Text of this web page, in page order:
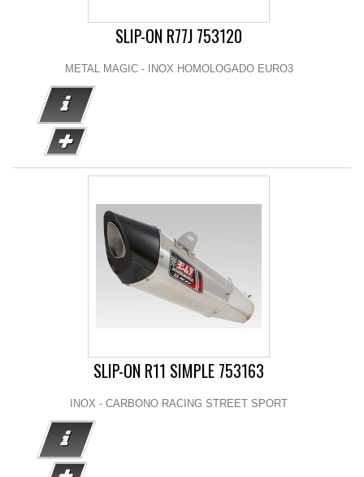
SLIP-ON R77J 753120
METAL MAGIC - INOX HOMOLOGADO EURO3
SLIP-ON R11 SIMPLE 753163
INOX - CARBONO RACING STREET SPORT